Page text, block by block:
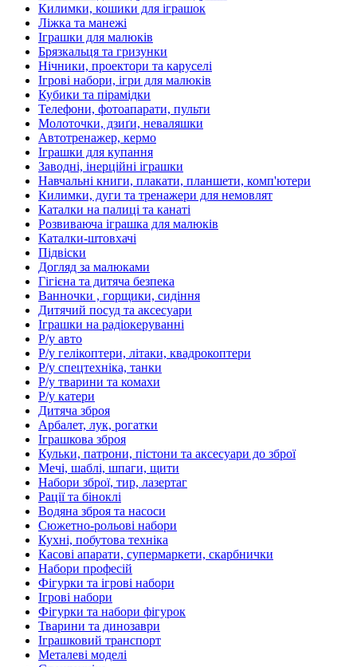
Килимки, кошики для іграшок
Ліжка та манежі
Іграшки для малюків
Брязкальця та гризунки
Нічники, проектори та каруселі
Ігрові набори, ігри для малюків
Кубики та пірамідки
Телефони, фотоапарати, пульти
Молоточки, дзиґи, неваляшки
Автотренажер, кермо
Іграшки для купання
Заводні, інерційні іграшки
Навчальні книги, плакати, планшети, комп'ютери
Килимки, дуги та тренажери для немовлят
Каталки на палиці та канаті
Розвиваюча іграшка для малюків
Каталки-штовхачі
Підвіски
Догляд за малюками
Гігієна та дитяча безпека
Ванночки , горщики, сидіння
Дитячий посуд та аксесуари
Іграшки на радіокеруванні
Р/у авто
Р/у гелікоптери, літаки, квадрокоптери
Р/у спецтехніка, танки
Р/у тварини та комахи
Р/у катери
Дитяча зброя
Арбалет, лук, рогатки
Іграшкова зброя
Кульки, патрони, пістони та аксесуари до зброї
Мечі, шаблі, шпаги, щити
Набори зброї, тир, лазертаг
Рації та біноклі
Водяна зброя та насоси
Сюжетно-рольові набори
Кухні, побутова техніка
Касові апарати, супермаркети, скарбнички
Набори професій
Фігурки та ігрові набори
Ігрові набори
Фігурки та набори фігурок
Тварини та динозаври
Іграшковий транспорт
Металеві моделі